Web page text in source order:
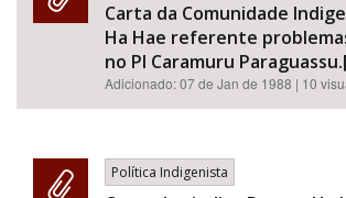
Carta da Comunidade
Ha Hae referente
no PI Caramuru
Adicionado:07 de Jan de 1988 | 10
Política Indigenista